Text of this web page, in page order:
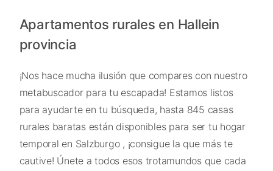
Apartamentos rurales en Hallein
provincia
¡Nos hace mucha ilusión que compares con nuestro
metabuscador para tu escapada! Estamos listos
para ayudarte en tu búsqueda, hasta 845 casas
rurales baratas están disponibles para ser tu hogar
temporal en Salzburgo , ¡consigue la que más te
cautive! Únete a todos esos trotamundos que cada